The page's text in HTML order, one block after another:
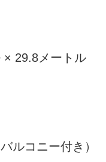
× 29.8メートル
ルコニー付き）